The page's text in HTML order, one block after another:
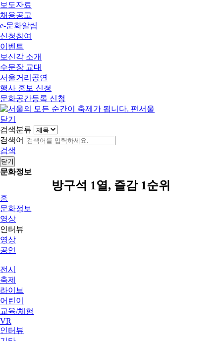
보도자료
채용공고
e-문화알림
신청참여
이벤트
보신각 소개
수문장 교대
서울거리공연
행사 홍보 신청
문화공간등록 신청
닫기
검색분류
검색어
검색
닫기
문화정보
방구석 1열, 즐감 1순위
홈
문화정보
영상
인터뷰
영상
공연
전시
축제
라이브
어린이
교육/체험
VR
인터뷰